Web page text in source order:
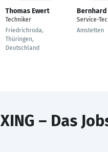
Thomas Ewert
Techniker
Friedrichroda,
Thüringen,
Deutschland
Bernhard
Service-
Amstetten
XING – Das